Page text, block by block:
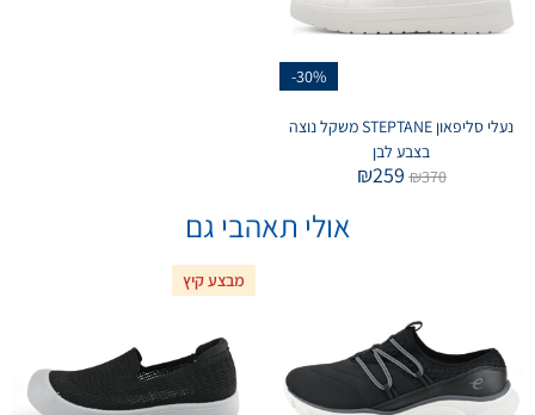
-30%
נעלי סליפאון STEPTANE משקל נוצה
בצבע לבן
₪370
₪259
אולי תאהבי גם
מבצע קיץ